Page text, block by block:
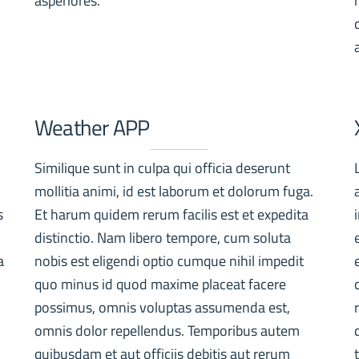
Weather APP
Similique sunt in culpa qui officia deserunt
mollitia animi, id est laborum et dolorum fuga.
Et harum quidem rerum facilis est et expedita
distinctio. Nam libero tempore, cum soluta
nobis est eligendi optio cumque nihil impedit
quo minus id quod maxime placeat facere
possimus, omnis voluptas assumenda est,
omnis dolor repellendus. Temporibus autem
quibusdam et aut officiis debitis aut rerum